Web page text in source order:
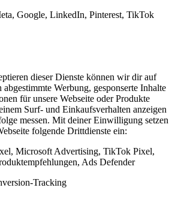
Google, LinkedIn, Pinterest, TikTok
dieser Dienste können wir dir auf
abgestimmte Werbung, gesponserte Inhalte
für unsere Webseite oder Produkte
Surf- und Einkaufsverhalten anzeigen
messen. Mit deiner Einwilligung setzen
folgende Drittdienste ein:
Microsoft Advertising, TikTok Pixel,
Ads Defender
Tracking